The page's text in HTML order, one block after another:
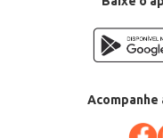
Acompanhe